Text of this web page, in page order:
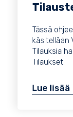
Tässä
käsitellään
Tilauksia
Tilaukset.
Lue lisää